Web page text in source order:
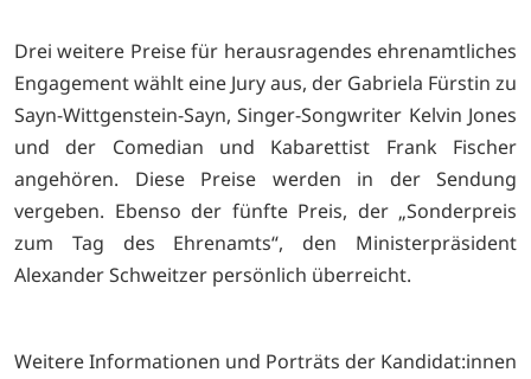
Drei weitere Preise für herausragendes ehrenamtliches
Engagement wählt eine Jury aus, der Gabriela Fürstin zu
Sayn-Wittgenstein-Sayn, Singer-Songwriter Kelvin Jones
und der Comedian und Kabarettist Frank Fischer
angehören. Diese Preise werden in der Sendung
vergeben. Ebenso der fünfte Preis, der „Sonderpreis
zum Tag des Ehrenamts“, den Ministerpräsident
Alexander Schweitzer persönlich überreicht.
Weitere Informationen und Porträts der Kandidat:innen